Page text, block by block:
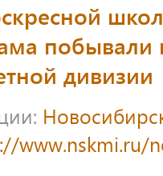
побывали
дивизии
www.nskmi.ru/